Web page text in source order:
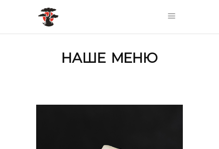
НАШЕ МЕНЮ